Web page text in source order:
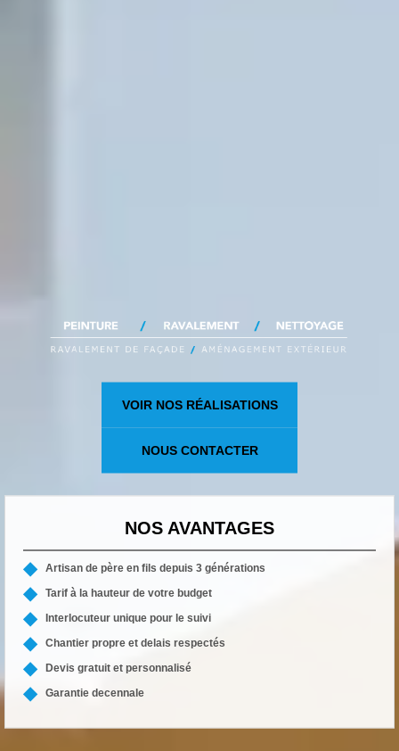
VOIR NOS RÉALISATIONS
NOUS CONTACTER
NOS AVANTAGES
Artisan de père en fils depuis 3 générations
Tarif à la hauteur de votre budget
Interlocuteur unique pour le suivi
Chantier propre et delais respectés
Devis gratuit et personnalisé
Garantie decennale